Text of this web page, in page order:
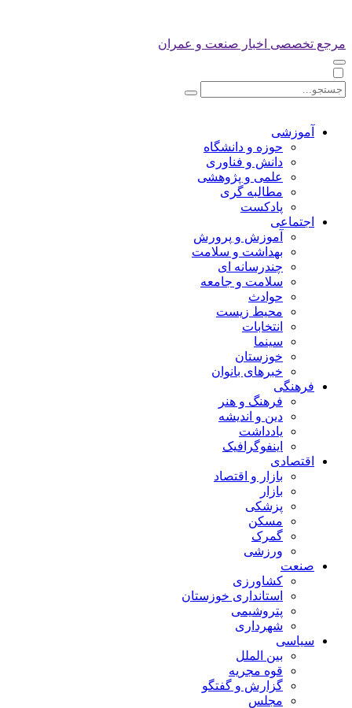
مرجع تخصصی اخبار صنعت و عمران
آموزشی
حوزه و دانشگاه
دانش و فناوری
علمی و پژوهشی
مطالبه گری
پادکست
اجتماعی
آموزش و پرورش
بهداشت و سلامت
چندرسانه ای
سلامت و جامعه
حوادث
محیط زیست
انتخابات
سینما
خوزستان
خبرهای بانوان
فرهنگی
فرهنگ و هنر
دین و اندیشه
یادداشت
اینفوگرافیک
اقتصادی
بازار و اقتصاد
بازار
پزشکی
مسکن
گمرک
ورزشی
صنعت
کشاورزی
استانداری خوزستان
پتروشیمی
شهرداری
سیاسی
بین الملل
قوه مجریه
گزارش و گفتگو
مجلس